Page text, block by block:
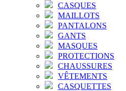
CASQUES
MAILLOTS
PANTALONS
GANTS
MASQUES
PROTECTIONS
CHAUSSURES
VÊTEMENTS
CASQUETTES